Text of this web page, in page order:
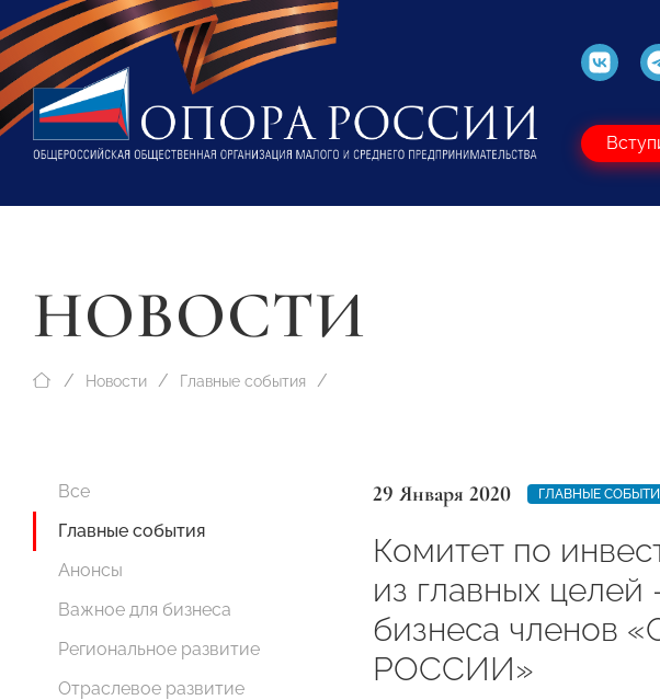
НОВОСТИ
Новости Главные события
Все
Главные события
Анонсы
Важное для бизнеса
Региональное развитие
Отраслевое развитие
29 Января 2020 ГЛАВНЫЕ
Комитет по
из главных целей
бизнеса членов
РОССИИ»